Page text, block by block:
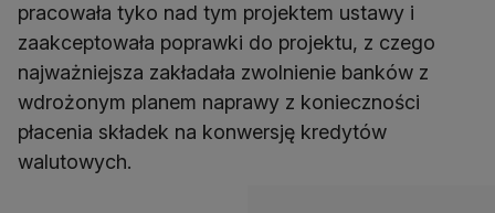
pracowała tyko nad tym projektem ustawy i
zaakceptowała poprawki do projektu, z czego
najważniejsza zakładała zwolnienie banków z
wdrożonym planem naprawy z konieczności
płacenia składek na konwersję kredytów
walutowych.